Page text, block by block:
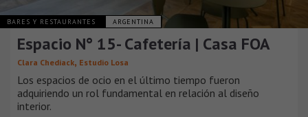
BARES Y RESTAURANTES ARGENTINA
Espacio N° 15- Cafetería | Casa FOA
Clara Chediack, Estudio Losa
Los espacios de ocio en el último tiempo fueron
adquiriendo un rol fundamental en relación al diseño
interior.